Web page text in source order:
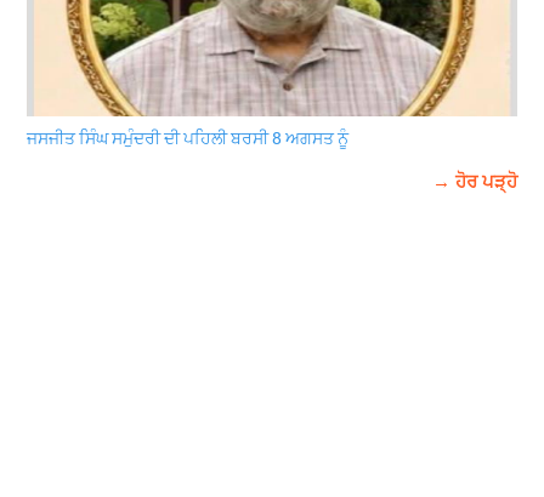
ਜਸਜੀਤ ਸਿੰਘ ਸਮੁੰਦਰੀ ਦੀ ਪਹਿਲੀ ਬਰਸੀ 8 ਅਗਸਤ ਨੂੰ
→ ਹੋਰ ਪੜ੍ਹੋ